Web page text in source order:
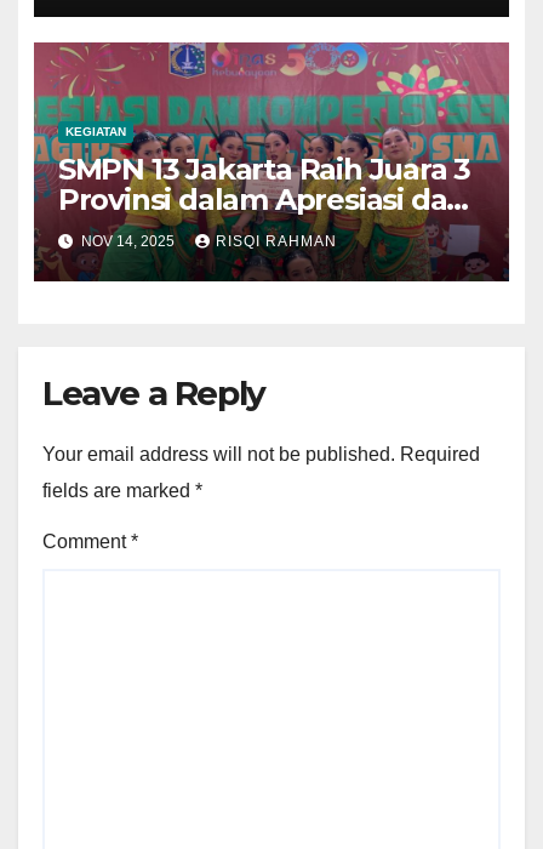
KEGIATAN
SMPN 13 Jakarta Raih Juara 3
Provinsi dalam Apresiasi dan
Kompetisi Seni Pelajar SMP
NOV 14, 2025 RISQI RAHMAN
Leave a Reply
Your email address will not be published. Required
fields are marked *
Comment*